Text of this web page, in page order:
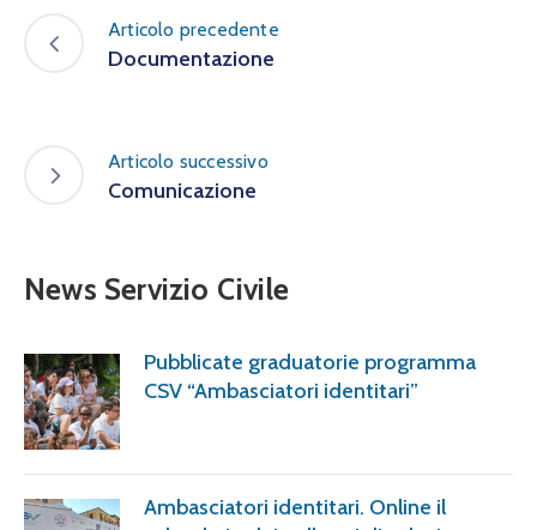
Articolo precedente
Documentazione
Articolo successivo
Comunicazione
News Servizio Civile
Pubblicate graduatorie programma
CSV “Ambasciatori identitari”
Ambasciatori identitari. Online il